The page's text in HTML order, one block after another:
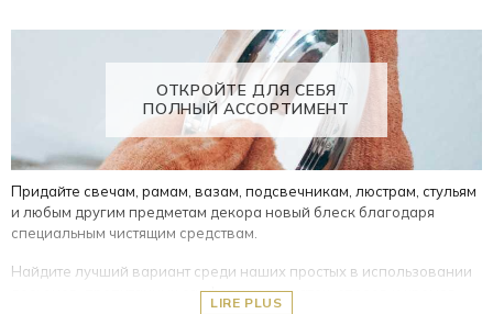
Чистящие салфетки: 100% хлопок, пропитанный составом
для быстрой полировки драгоценностей, чтобы удалить
окисление и грязь и вернуть блеск.
Чистящий карандаш: гель с кисточкой, позволяющий очистить
каждый уголок украшения с драгоценными камнями.
ОТКРОЙТЕ ДЛЯ СЕБЯ
ПОЛНЫЙ АССОРТИМЕНТ
Придайте свечам, рамам, вазам, подсвечникам, люстрам, стульям
и любым другим предметам декора новый блеск благодаря
специальным чистящим средствам.
Найдите лучший вариант среди наших простых в использовании
лосьонов, пропитанных салфеток и перчаток, спреев и кремов.
LIRE PLUS